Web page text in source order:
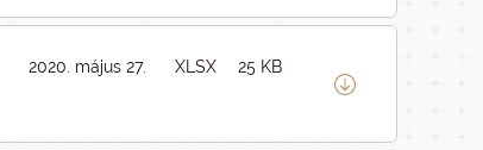
2020. május 27. XLSX 25 KB